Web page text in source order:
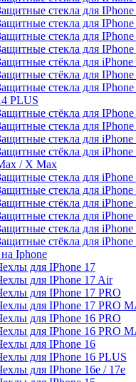
стекла для
стекла для
стекла для
стекла для
стёкла для
стёкла для
стекла для
PLUS
стёкла для
стекла для
стекла для iPhone
стёкла для
/ X Max
стекла для
стекла для iPhone
стёкла для iPhone
стекла для
стекла для
стёкла для iPhone
Iphone
для IPhone 17
для IPhone 17 Air
для IPhone 17 PRO
для IPhone 17 PRO
для IPhone 16 PRO
для IPhone 16 PRO
для IPhone 16
для IPhone 16 PLUS
для IPhone 16e / 17e